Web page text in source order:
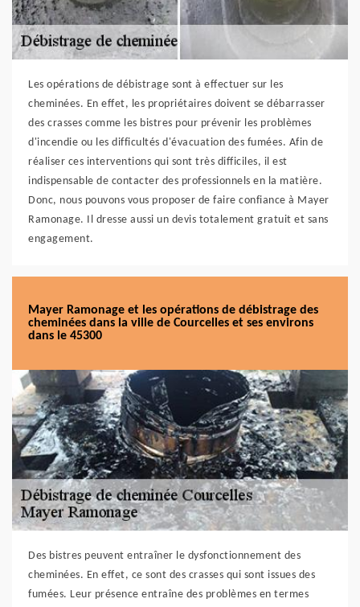
Les opérations de débistrage sont à effectuer sur les
cheminées. En effet, les propriétaires doivent se débarrasser
des crasses comme les bistres pour prévenir les problèmes
d'incendie ou les difficultés d'évacuation des fumées. Afin de
réaliser ces interventions qui sont très difficiles, il est
indispensable de contacter des professionnels en la matière.
Donc, nous pouvons vous proposer de faire confiance à Mayer
Ramonage. Il dresse aussi un devis totalement gratuit et sans
engagement.
Mayer Ramonage et les opérations de débistrage des
cheminées dans la ville de Courcelles et ses environs
dans le 45300
Des bistres peuvent entraîner le dysfonctionnement des
cheminées. En effet, ce sont des crasses qui sont issues des
fumées. Leur présence entraîne des problèmes en termes